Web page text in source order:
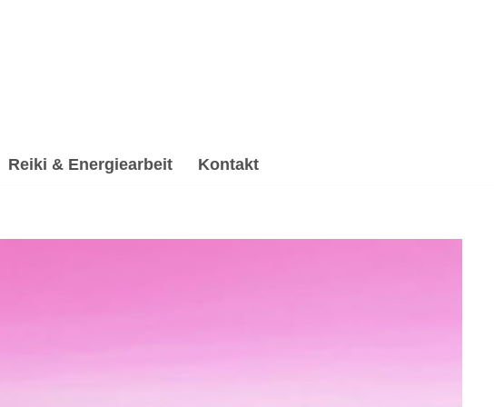
Reiki & Energiearbeit Kontakt
& Trauerhilfe, Psychologische Beratung,
Baden. ☑️ Spirituelle Trauerverarbeitung & Trauerhilfe, ✔️
zu neuen Möglichkeiten ✉.